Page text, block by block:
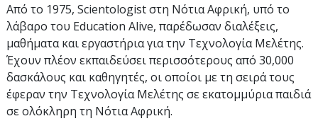
Από το 1975, Scientologist στη Νότια Αφρική, υπό το
λάβαρο του Education Alive, παρέδωσαν διαλέξεις,
μαθήματα και εργαστήρια για την Τεχνολογία Μελέτης.
Έχουν πλέον εκπαιδεύσει περισσότερους από 30,000
δασκάλους και καθηγητές, οι οποίοι με τη σειρά τους
έφεραν την Τεχνολογία Μελέτης σε εκατομμύρια παιδιά
σε ολόκληρη τη Νότια Αφρική.